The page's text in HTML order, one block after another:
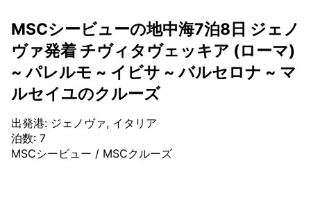
MSCシービューの地中海7泊8日 ジェノ
ヴァ発着 チヴィタヴェッキア (ローマ)
~ パレルモ ~ イビサ ~ バルセロナ ~ マ
ルセイユのクルーズ
出発港: ジェノヴァ, イタリア
泊数: 7
MSCシービュー / MSCクルーズ